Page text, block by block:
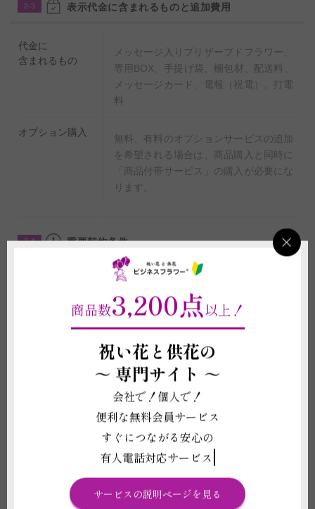
2-3 表示代金に含まれるものと追加費用
代金に
含まれるもの
メッセージ入りプリザーブドフラワー、
専用BOX、手提げ袋、梱包材、配送料、
メッセージカード、電報（祝電）、打電
料
オプション購入
無料、有料のオプションサービスの追加
を希望される場合は、商品購入と同時に
「商品付帯サービス」の購入が必要にな
ります。
2-4 重要契約条件
商品に関わる重要な注意事項
(1)プリザーブドフラワーは生花を特殊な技術で染色、長持ちするように加
工したものであり、造花ではございません。
(2)プリザーブドフラワーは湿気や直射日光に弱く、褪色や劣化は避けられ
ません。購入後の状態維持を保証することはできません。
(3)生花を特殊加工した繊細な商品のため、欠けがある場合がございます。
また、仕入れ状況等により花の種類や色が変動することがございますので、
(4)注文フォームに花びらに印字するメッセージ内容をご入力ください。20
文字まで花びらにメッセージを印字できます。ご入力がない場合、花びらメ
ッセージ不要と判断し印字なしでお届けすることがございます。
(5)注文フォームに電報に記載する内容をご入力ください。ご入力がない場
合、ご希望のお届け日にお届けが出来ないことや電報が不要と判断し植物の
みお届けすることがございます。
(6)メッセージカードや花器、装飾品などの資材は掲載写真と差異が生じる
場合がございます。
(7) 受注制作（オーダー）のため、商品作成後の変更・取り消しを承ること
商品数3,200点以上！
祝い花と供花の
～ 専門サイト ～
会社で！個人で！
便利な無料会員サービス
すぐにつながる安心の
有人電話対応サービス
サービスの説明ページを見る